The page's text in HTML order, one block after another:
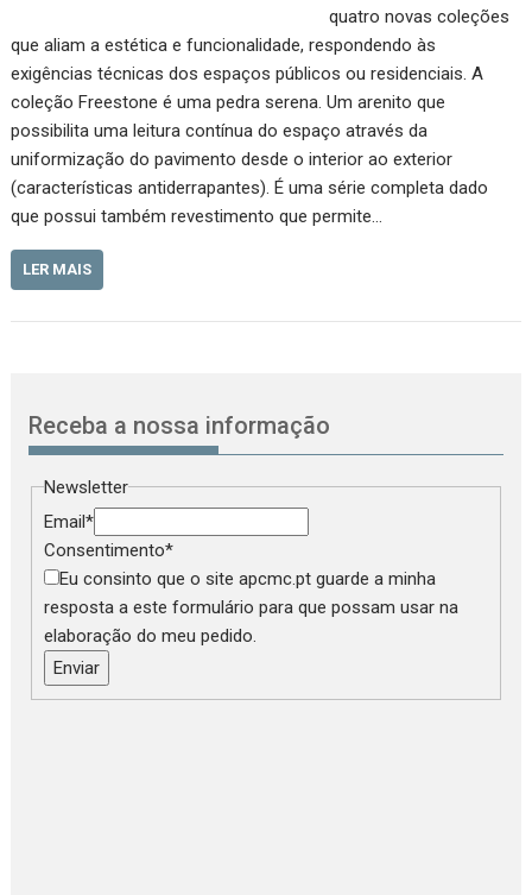
quatro novas coleções
que aliam a estética e funcionalidade, respondendo às
exigências técnicas dos espaços públicos ou residenciais. A
coleção Freestone é uma pedra serena. Um arenito que
possibilita uma leitura contínua do espaço através da
uniformização do pavimento desde o interior ao exterior
(características antiderrapantes). É uma série completa dado
que possui também revestimento que permite…
LER MAIS
Receba a nossa informação
Newsletter
Email*
Consentimento*
Eu consinto que o site apcmc.pt guarde a minha
resposta a este formulário para que possam usar na
elaboração do meu pedido.
Enviar